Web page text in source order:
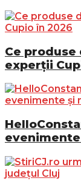
Ce
experții